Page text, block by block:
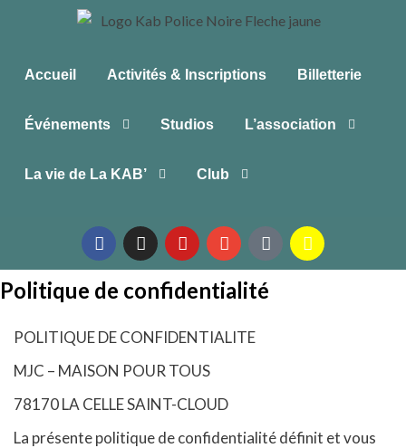
Accueil Activités & Inscriptions Billetterie
Événements Studios L’association
La vie de La KAB’ Club
Politique de confidentialité
POLITIQUE DE CONFIDENTIALITE
MJC – MAISON POUR TOUS
78170 LA CELLE SAINT-CLOUD
La présente politique de confidentialité définit et vous